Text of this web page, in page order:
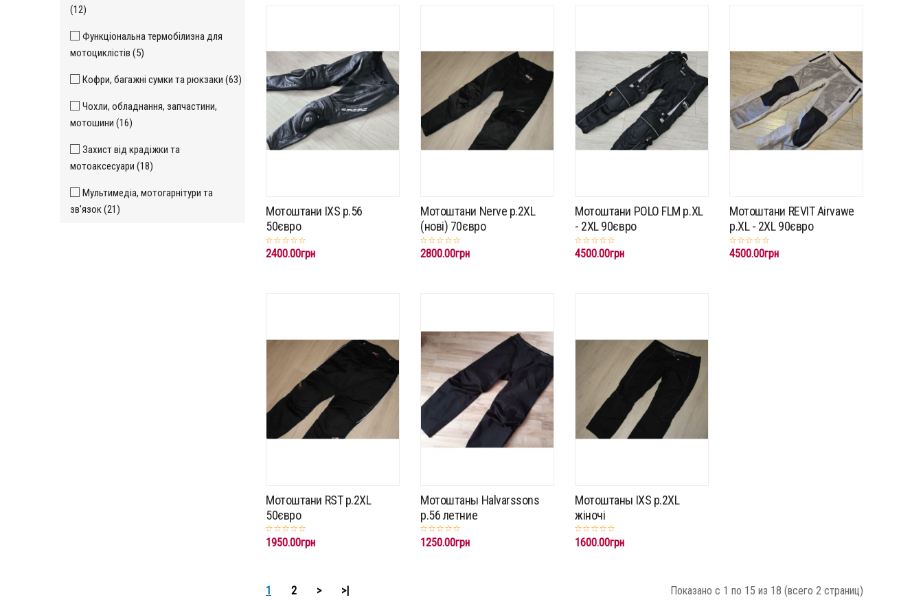
(12)
Функціональна термобілизна для
мотоциклістів (5)
Кофри, багажні сумки та рюкзаки (63)
Чохли, обладнання, запчастини,
мотошини (16)
Захист від крадіжки та
мотоаксесуари (18)
Мультимедіа, мотогарнітури та
зв'язок (21)
Мотоштани IXS p.56
50євро
2400.00грн
Мотоштани Nerve p.2XL
(нові) 70євро
2800.00грн
Мотоштани POLO FLM p.XL
- 2XL 90євро
4500.00грн
Мотоштани REVIT Airvawe
p.XL - 2XL 90євро
4500.00грн
Мотоштани RST p.2XL
50євро
1950.00грн
Мотоштаны Halvarssons
p.56 летние
1250.00грн
Мотоштаны IXS p.2XL
жіночі
1600.00грн
1 2 > >| Показано с 1 по 15 из 18 (всего 2 страниц)